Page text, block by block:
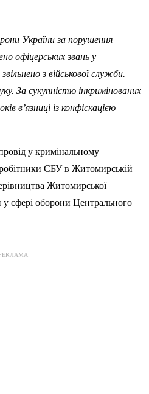
України за порушення
офіцерських звань у
з військової служби.
За сукупністю інкримінованих
в’язниці із конфіскацією
у кримінальному
СБУ в Житомирській
Житомирської
у сфері оборони Центрального